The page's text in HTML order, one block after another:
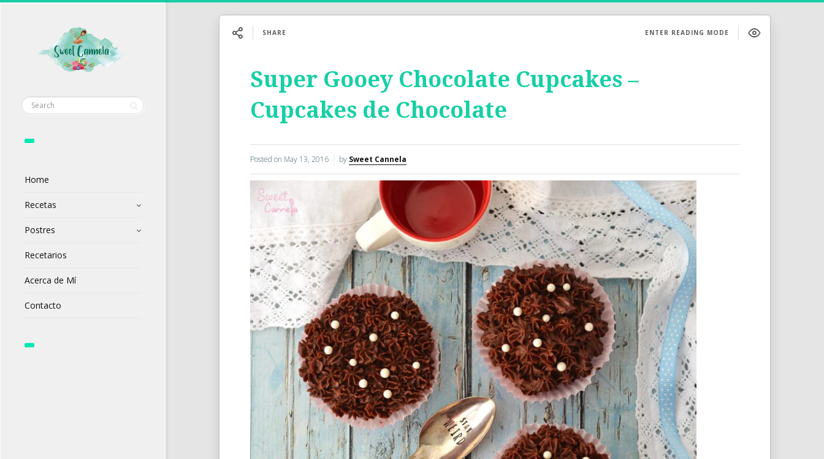
Home
Recetas
Postres
Recetarios
Acerca de Mí
Contacto
SHARE ENTER READING MODE
Super Gooey Chocolate Cupcakes –
Cupcakes de Chocolate
Posted on May 13, 2016 by Sweet Cannela